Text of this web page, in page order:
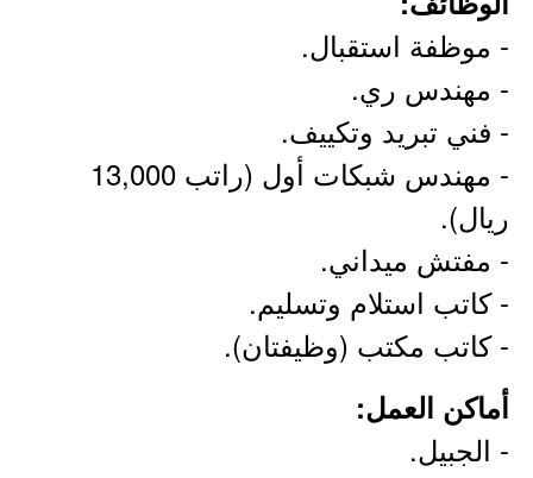
- موظفة استقبال.
- مهندس ري.
- فني تبريد وتكييف.
- مهندس شبكات أول (راتب 13,000
ريال).
- مفتش ميداني.
- كاتب استلام وتسليم.
- كاتب مكتب (وظيفتان).
أماكن العمل:
- الجبيل.